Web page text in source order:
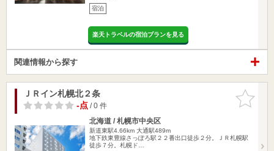
宿泊
楽天トラベルの宿泊プランを見る
関連情報から探す
お気に入
りに追加
ＪＲイン札幌北２条
-点/ 0 件
北海道 / 札幌市中央区
新道東駅4.66km 大通駅489m
地下鉄東豊線さっぽろ駅２２番出口徒歩２分。ＪＲ札幌駅
徒歩７分。札幌ド…